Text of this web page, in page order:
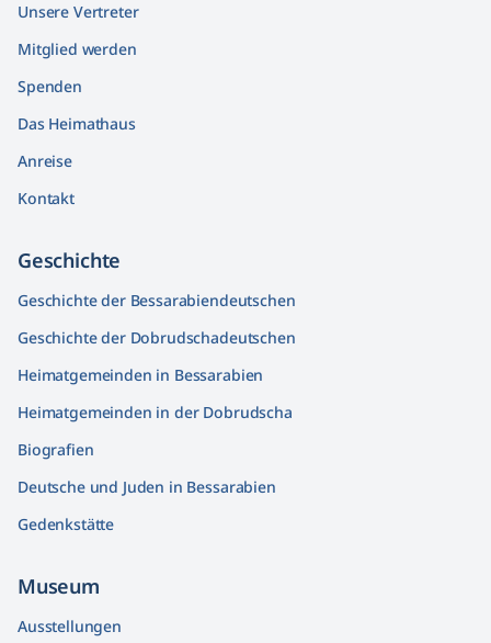
Unsere Vertreter
Mitglied werden
Spenden
Das Heimathaus
Anreise
Kontakt
Geschichte
Geschichte der Bessarabiendeutschen
Geschichte der Dobrudschadeutschen
Heimatgemeinden in Bessarabien
Heimatgemeinden in der Dobrudscha
Biografien
Deutsche und Juden in Bessarabien
Gedenkstätte
Museum
Ausstellungen